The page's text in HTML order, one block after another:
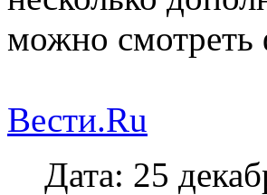
можно
Вести.Ru
Дата: 25